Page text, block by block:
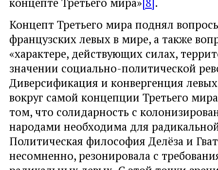
Концепт Третьего мира поднял
французских левых в мире, а также
«характере, действующих силах,
значении социально-политической
Диверсификация и конвергенция
вокруг самой концепции Третьего
том, что солидарность с
народами необходима для
Политическая философия Делёза и
несомненно, резонировала с